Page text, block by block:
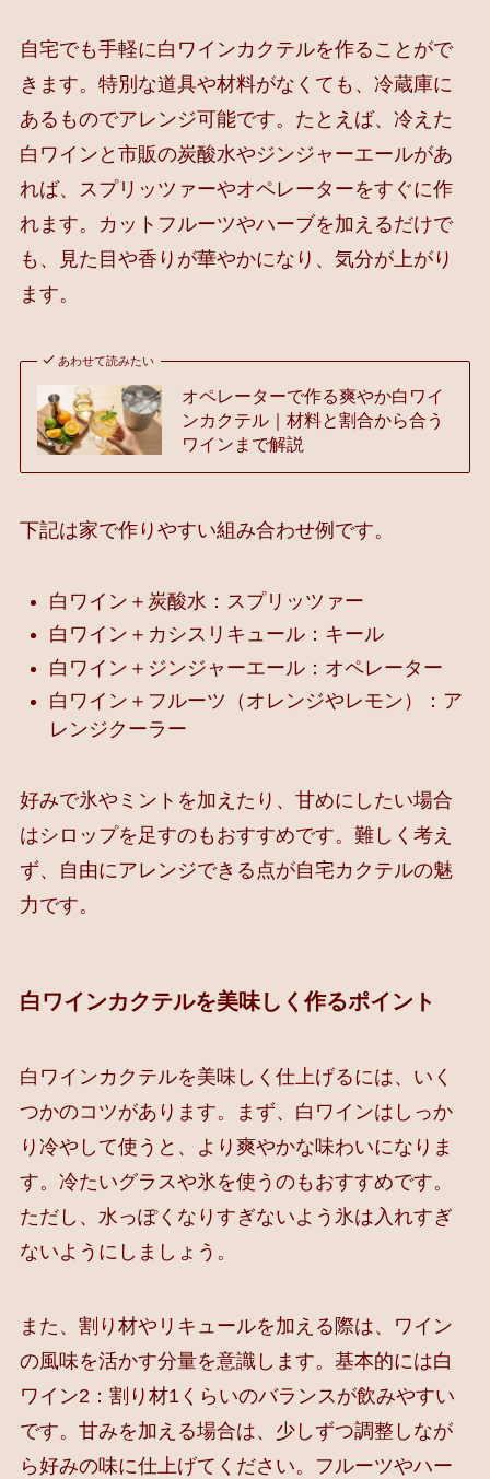
自宅でも手軽に白ワインカクテルを作ることがで
きます。特別な道具や材料がなくても、冷蔵庫に
あるものでアレンジ可能です。たとえば、冷えた
白ワインと市販の炭酸水やジンジャーエールがあ
れば、スプリッツァーやオペレーターをすぐに作
れます。カットフルーツやハーブを加えるだけで
も、見た目や香りが華やかになり、気分が上がり
ます。
あわせて読みたい
オペレーターで作る爽やか白ワイ
ンカクテル｜材料と割合から合う
ワインまで解説
下記は家で作りやすい組み合わせ例です。
白ワイン＋炭酸水：スプリッツァー
白ワイン＋カシスリキュール：キール
白ワイン＋ジンジャーエール：オペレーター
白ワイン＋フルーツ（オレンジやレモン）：ア
レンジクーラー
好みで氷やミントを加えたり、甘めにしたい場合
はシロップを足すのもおすすめです。難しく考え
ず、自由にアレンジできる点が自宅カクテルの魅
力です。
白ワインカクテルを美味しく作るポイント
白ワインカクテルを美味しく仕上げるには、いく
つかのコツがあります。まず、白ワインはしっか
り冷やして使うと、より爽やかな味わいになりま
す。冷たいグラスや氷を使うのもおすすめです。
ただし、水っぽくなりすぎないよう氷は入れすぎ
ないようにしましょう。
また、割り材やリキュールを加える際は、ワイン
の風味を活かす分量を意識します。基本的には白
ワイン2：割り材1くらいのバランスが飲みやすい
です。甘みを加える場合は、少しずつ調整しなが
ら好みの味に仕上げてください。フルーツやハー